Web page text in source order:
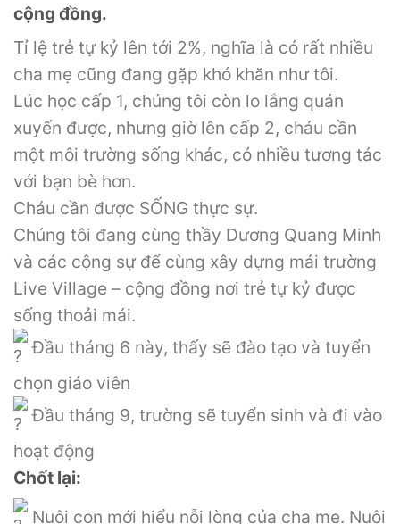
cộng đồng.
Tỉ lệ trẻ tự kỷ lên tới 2%, nghĩa là có rất nhiều
cha mẹ cũng đang gặp khó khăn như tôi.
Lúc học cấp 1, chúng tôi còn lo lắng quán
xuyến được, nhưng giờ lên cấp 2, cháu cần
một môi trường sống khác, có nhiều tương tác
với bạn bè hơn.
Cháu cần được SỐNG thực sự.
Chúng tôi đang cùng thầy Dương Quang Minh
và các cộng sự để cùng xây dựng mái trường
Live Village – cộng đồng nơi trẻ tự kỷ được
sống thoải mái.
Đầu tháng 6 này, thấy sẽ đào tạo và tuyển
chọn giáo viên
Đầu tháng 9, trường sẽ tuyển sinh và đi vào
hoạt động
Chốt lại:
Nuôi con mới hiểu nỗi lòng của cha mẹ. Nuôi